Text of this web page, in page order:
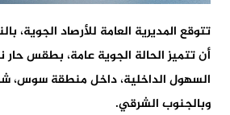
تتوقع المديرية العامة للأرصاد الجوية،
أن تتميز الحالة الجوية عامة، بطقس
السهول الداخلية، داخل منطقة سوس،
وبالجنوب الشرقي.